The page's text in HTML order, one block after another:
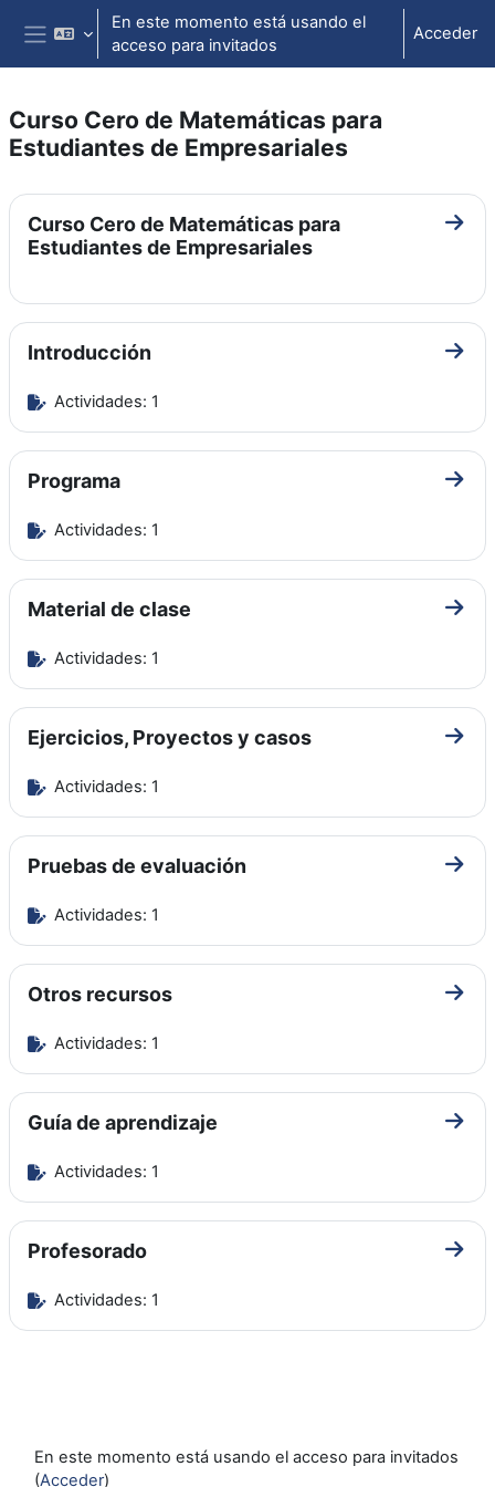
Salta al contenido principal
Panel lateral
En este momento está usando el
acceso para invitados
Acceder
Curso Cero de Matemáticas para
Estudiantes de Empresariales
Perfilado de sección
Curso Cero de Matemáticas para
Estudiantes de Empresariales
Ir a
Introducción
Ir a
Actividades: 1
Programa
Ir a
Actividades: 1
Material de clase
Ir a
Actividades: 1
Ejercicios, Proyectos y casos
Ir a
Actividades: 1
Pruebas de evaluación
Ir a
Actividades: 1
Otros recursos
Ir a
Actividades: 1
Guía de aprendizaje
Ir a
Actividades: 1
Profesorado
Ir a
Actividades: 1
En este momento está usando el acceso para invitados
(Acceder)